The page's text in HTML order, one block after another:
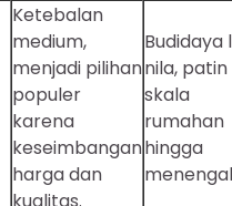
Ketebalan
medium,
menjadi pilihan
populer
karena
keseimbangan
harga dan
kualitas.
Budidaya
nila, patin
skala
rumahan
hingga